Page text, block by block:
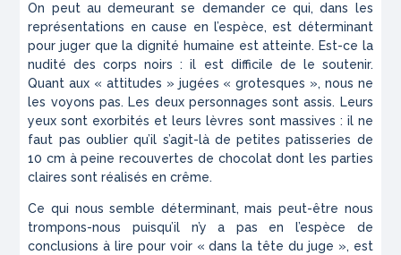
On peut au demeurant se demander ce qui, dans les
représentations en cause en l’espèce, est déterminant
pour juger que la dignité humaine est atteinte. Est-ce la
nudité des corps noirs : il est difficile de le soutenir.
Quant aux « attitudes » jugées « grotesques », nous ne
les voyons pas. Les deux personnages sont assis. Leurs
yeux sont exorbités et leurs lèvres sont massives : il ne
faut pas oublier qu’il s’agit-là de petites patisseries de
10 cm à peine recouvertes de chocolat dont les parties
claires sont réalisés en crême.
Ce qui nous semble déterminant, mais peut-être nous
trompons-nous puisqu’il n’y a pas en l’espèce de
conclusions à lire pour voir « dans la tête du juge », est